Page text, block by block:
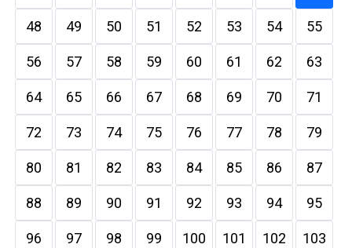
48 49 50 51 52 53 54 55
56 57 58 59 60 61 62 63
64 65 66 67 68 69 70 71
72 73 74 75 76 77 78 79
80 81 82 83 84 85 86 87
88 89 90 91 92 93 94 95
96 97 98 99 100 101 102 103